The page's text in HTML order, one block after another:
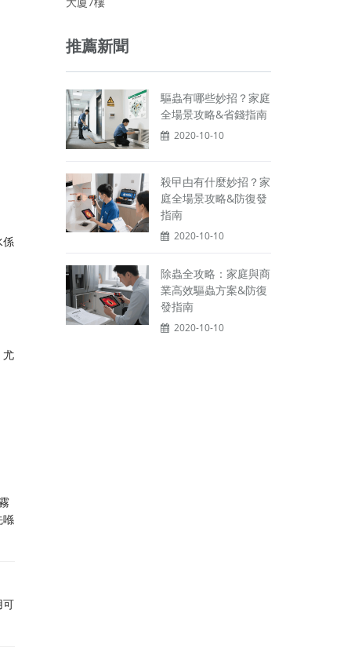
係
尤
喺
可
推薦新聞
驅蟲有哪些妙招？家庭
全場景攻略&省錢指南
2020-10-10
殺曱甴有什麼妙招？家
庭全場景攻略&防復發
指南
2020-10-10
除蟲全攻略：家庭與商
業高效驅蟲方案&防復
發指南
2020-10-10